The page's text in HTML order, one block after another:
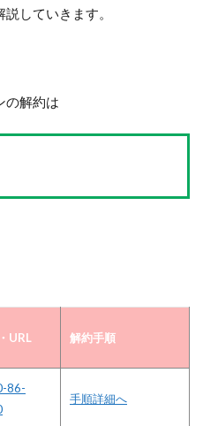
していきます。
の解約は
URL 解約手順
86-
手順詳細へ